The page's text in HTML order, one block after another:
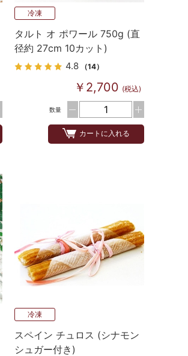
冷凍
タルト オ ポワール 750g (直
径約 27cm 10カット)
4.8 （14）
￥2,700 (税込)
数量
カートに入れる
冷凍
スペイン チュロス (シナモン
シュガー付き)